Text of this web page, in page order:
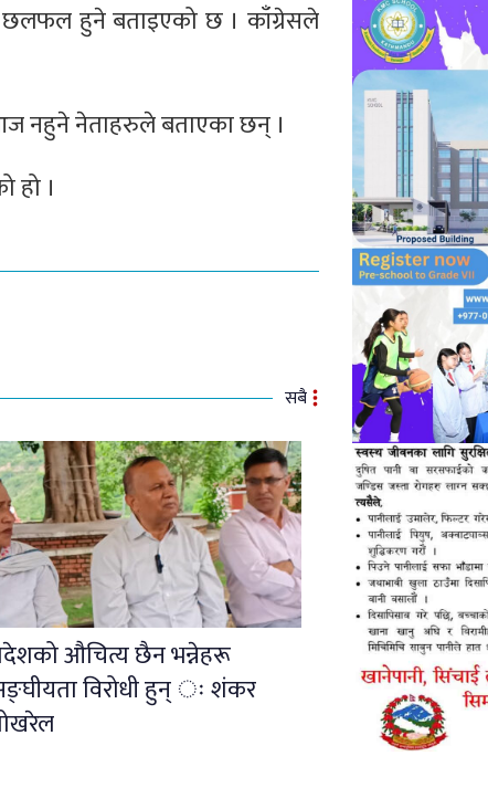
छलफल हुने बताइएको छ । काँग्रेसले
नहुने नेताहरुले बताएका छन् ।
हो ।
सबै
औचित्य छैन भन्नेहरू
विरोधी हुन् ः शंकर